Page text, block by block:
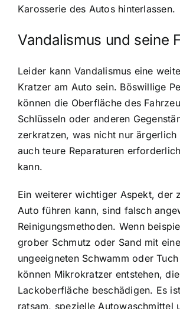
Karosserie des Autos hinterlassen.
Vandalismus und seine
Leider kann Vandalismus eine
Kratzer am Auto sein. Böswillige
können die Oberfläche des
Schlüsseln oder anderen
zerkratzen, was nicht nur ärgerlich
auch teure Reparaturen
kann.
Ein weiterer wichtiger Aspekt, der
Auto führen kann, sind falsch
Reinigungsmethoden. Wenn
grober Schmutz oder Sand mit
ungeeigneten Schwamm oder
können Mikrokratzer entstehen,
Lackoberfläche beschädigen. Es
ratsam, spezielle Autowaschmittel